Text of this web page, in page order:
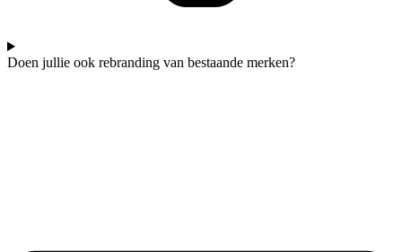
Doen jullie ook rebranding van bestaande merken?